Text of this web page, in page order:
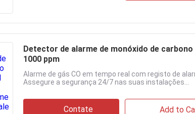
Detector de alarme de monóxido de
1000 ppm
Alarme de gás CO em tempo real com registo de
Assegure a segurança 24/7 nas suas instalações...
Contate Add to